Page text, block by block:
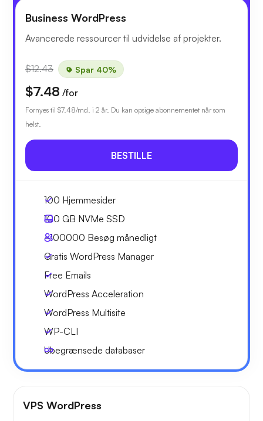
Business WordPress
Avancerede ressourcer til udvidelse af projekter.
$12.43 Spar 40%
$7.48 /for
Fornyes til $7.48/md. i 2 år. Du kan opsige abonnementet når som
helst.
BESTILLE
100 Hjemmesider
100 GB NVMe SSD
~100000 Besøg månedligt
Gratis WordPress Manager
Free Emails
WordPress Acceleration
WordPress Multisite
WP-CLI
Ubegrænsede databaser
VPS WordPress